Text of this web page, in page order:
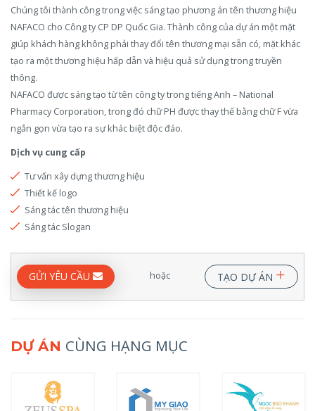
Chúng tôi thành công trong việc sáng tạo phương án tên thương hiệu
NAFACO cho Công ty CP DP Quốc Gia. Thành công của dự án một mặt
giúp khách hàng không phải thay đổi tên thương mại sẵn có, mặt khác
tạo ra một thương hiệu hấp dẫn và hiệu quả sử dụng trong truyền
thông.
NAFACO được sáng tạo từ tên công ty trong tiếng Anh – National
Pharmacy Corporation, trong đó chữ PH được thay thế bằng chữ F vừa
ngắn gọn vừa tạo ra sự khác biệt độc đáo.
Dịch vụ cung cấp
Tư vấn xây dựng thương hiệu
Thiết kế logo
Sáng tác tên thương hiệu
Sáng tác Slogan
GỬI YÊU CẦU hoặc TẠO DỰ ÁN +
DỰ ÁN CÙNG HẠNG MỤC